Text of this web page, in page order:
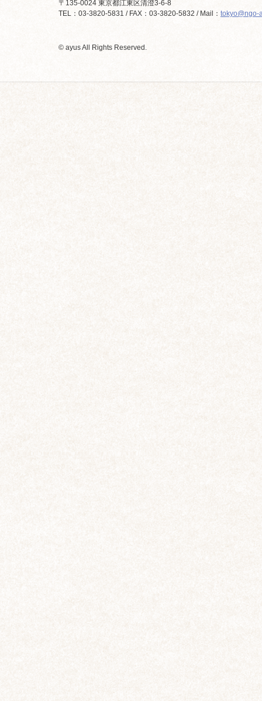
〒135-0024 東京都江東区清澄3-6-8
TEL：03-3820-5831 / FAX：03-3820-5832 / Mail： tokyo@ngo-
© ayus All Rights Reserved.